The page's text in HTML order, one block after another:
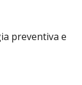
preventiva e